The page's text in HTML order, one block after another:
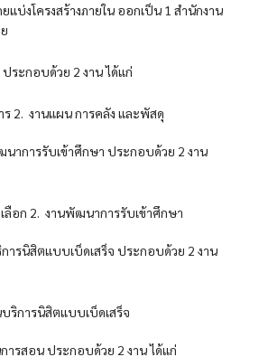
แบ่งโครงสร้างภายใน ออกเป็น 1 สำนักงาน
ระกอบด้วย 2 งาน ได้แก่
ร 2. งานแผน การคลัง และพัสดุ
าการรับเข้าศึกษา ประกอบด้วย 2 งาน
ลือก 2. งานพัฒนาการรับเข้าศึกษา
รนิสิตแบบเบ็ดเสร็จ ประกอบด้วย 2 งาน
ริการนิสิตแบบเบ็ดเสร็จ
ารสอน ประกอบด้วย 2 งาน ได้แก่